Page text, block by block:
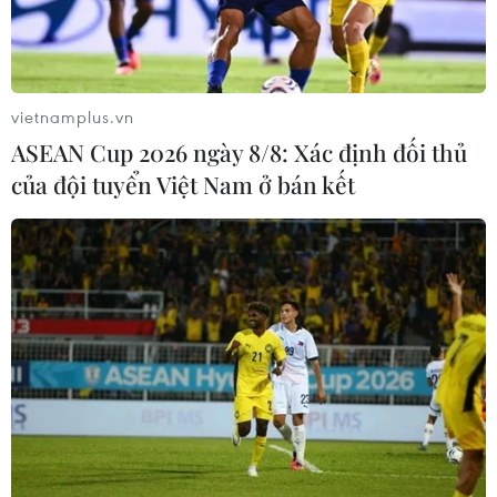
Nam trong thúc đẩy hợp tác về carbon xanh
dương, hướng tới phát triển kinh tế biển bao trùm,
bền vững.
(Vietnam+)
vietnamplus.vn
ASEAN Cup 2026 ngày 8/8: Xác định đối thủ
của đội tuyển Việt Nam ở bán kết